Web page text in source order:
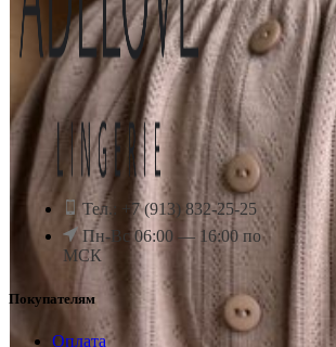
Тел.: +7 (913) 832-25-25
Пн-Вс 06:00 — 16:00 по
МСК
Покупателям
Оплата